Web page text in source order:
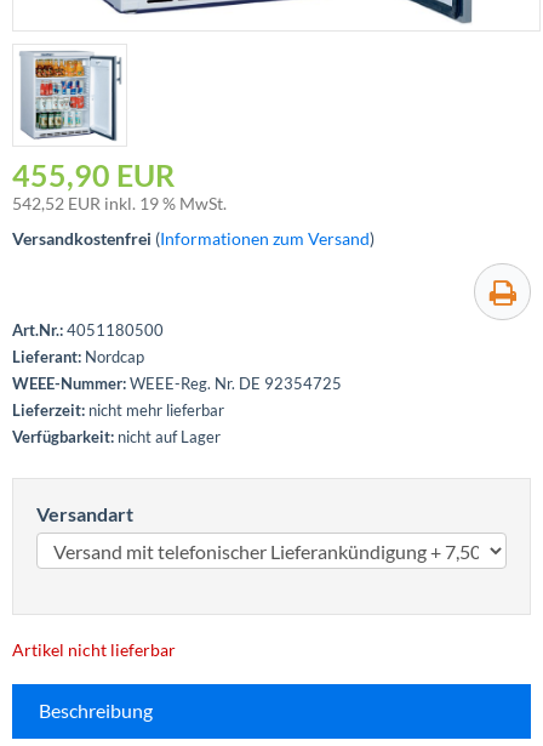
455,90 EUR
542,52 EUR inkl. 19 % MwSt.
Versandkostenfrei (Informationen zum Versand)
Art.Nr.:4051180500
Lieferant: Nordcap
WEEE-Nummer:WEEE-Reg. Nr. DE 92354725
Lieferzeit: nicht mehr lieferbar
Verfügbarkeit: nicht auf Lager
Versandart
Artikel nicht lieferbar
Beschreibung